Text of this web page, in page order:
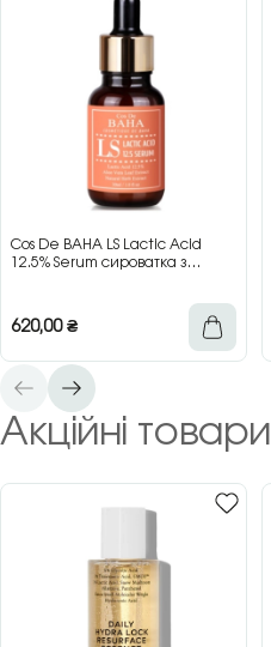
Cos De BAHA LS Lactic Acid
12.5% Serum сироватка з
620,00₴
Акційні товари